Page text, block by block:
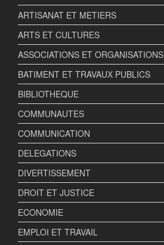
ARTISANAT ET METIERS
ARTS ET CULTURES
ASSOCIATIONS ET ORGANISATIONS
BATIMENT ET TRAVAUX PUBLICS
BIBLIOTHEQUE
COMMUNAUTES
COMMUNICATION
DELEGATIONS
DIVERTISSEMENT
DROIT ET JUSTICE
ECONOMIE
EMPLOI ET TRAVAIL